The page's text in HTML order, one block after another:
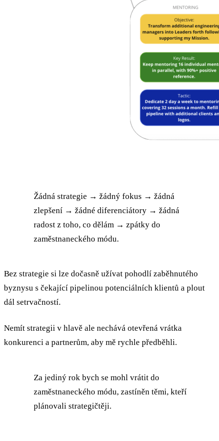
Žádná strategie → žádný fokus → žádná
zlepšení → žádné diferenciátory → žádná
radost z toho, co dělám → zpátky do
zaměstnaneckého módu.
Bez strategie si lze dočasně užívat pohodlí zaběhnutého
byznysu s čekající pipelinou potenciálních klientů a plout
dál setrvačností.
Nemít strategii v hlavě ale nechává otevřená vrátka
konkurenci a partnerům, aby mě rychle předběhli.
Za jediný rok bych se mohl vrátit do
zaměstnaneckého módu, zastíněn těmi, kteří
plánovali strategičtěji.